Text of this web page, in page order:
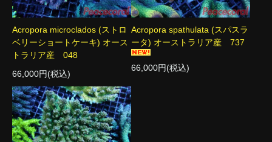
Acropora microclados (ストロ
ベリーショートケーキ) オース
トラリア産 048
66,000円(税込)
Acropora spathulata (スパスラ
ータ) オーストラリア産 737
66,000円(税込)